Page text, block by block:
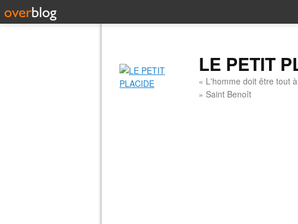
LE PETIT
« L'homme doit être tout
» Saint Benoît